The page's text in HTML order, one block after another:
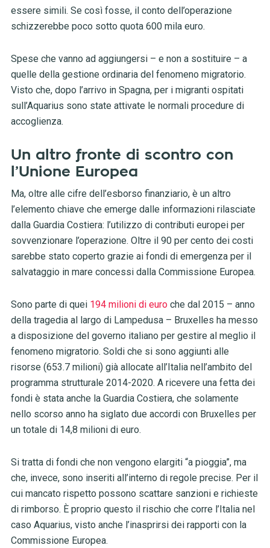
essere simili. Se così fosse, il conto dell’operazione
schizzerebbe poco sotto quota 600 mila euro.
Spese che vanno ad aggiungersi – e non a sostituire – a
quelle della gestione ordinaria del fenomeno migratorio.
Visto che, dopo l’arrivo in Spagna, per i migranti ospitati
sull’Aquarius sono state attivate le normali procedure di
accoglienza.
Un altro fronte di scontro con
l’Unione Europea
Ma, oltre alle cifre dell’esborso finanziario, è un altro
l’elemento chiave che emerge dalle informazioni rilasciate
dalla Guardia Costiera: l’utilizzo di contributi europei per
sovvenzionare l’operazione. Oltre il 90 per cento dei costi
sarebbe stato coperto grazie ai fondi di emergenza per il
salvataggio in mare concessi dalla Commissione Europea.
Sono parte di quei 194 milioni di euroche dal 2015 – anno
della tragedia al largo di Lampedusa – Bruxelles ha messo
a disposizione del governo italiano per gestire al meglio il
fenomeno migratorio. Soldi che si sono aggiunti alle
risorse (653.7 milioni) già allocate all’Italia nell’ambito del
programma strutturale 2014-2020. A ricevere una fetta dei
fondi è stata anche la Guardia Costiera, che solamente
nello scorso anno ha siglato due accordi con Bruxelles per
un totale di 14,8 milioni di euro.
Si tratta di fondi che non vengono elargiti “a pioggia”, ma
che, invece, sono inseriti all’interno di regole precise. Per il
cui mancato rispetto possono scattare sanzioni e richieste
di rimborso. È proprio questo il rischio che corre l’Italia nel
caso Aquarius, visto anche l’inasprirsi dei rapporti con la
Commissione Europea.